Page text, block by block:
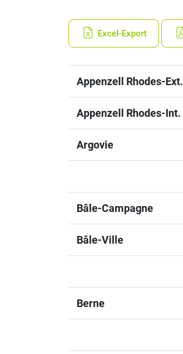
Excel-Export
Appenzell Rhodes-Ext.
Appenzell Rhodes-Int.
Argovie
Bâle-Campagne
Bâle-Ville
Berne